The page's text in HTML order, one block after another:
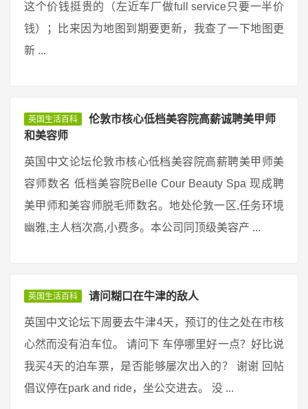
这个价钱挺贵的（左近车厂做full service只要一半价
钱）；比来因为地图到期要更新，我查了一下地图更
新 ...
英国生活百科
伦敦市核心低档美容院高薪诚聘美甲师
和美容师
英国中文论坛伦敦市核心低档美容院高薪聘美甲师美
容师数名 低档美容院Belle Cour Beauty Spa 现成聘
美甲师和美容师脱毛师数名。地处伦敦一区,任务环境
幽雅,主人档次高,小费多。本公司同顶级美容产 ...
英国生活百科 请问糊口在牛津的敌人
英国中文论坛下周要去牛津4天，预订的住之处在市核
心然而没有泊车位。 请问下 车停哪里好一点？好比说
我买4天的泊车票，是否能够屡次出入的？ 谢谢 回帖
倡议停在park and ride，坐公交进去。 没 ...